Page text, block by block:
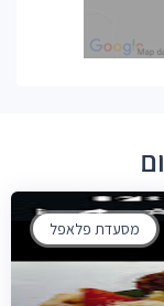
מסעדת פלאפל